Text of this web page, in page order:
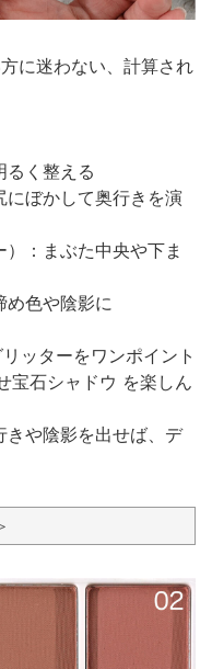
に迷わない、計算され
く整える
ぼかして奥行きを演
：まぶた中央や下ま
色や陰影に
ターをワンポイント
宝石シャドウ を楽しん
や陰影を出せば、デ